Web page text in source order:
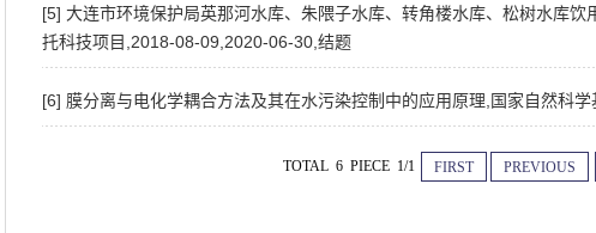
[5] 大连市环境保护局英那河水库、朱隈子水库、转角楼水库、松树水库
托科技项目,2018-08-09,2020-06-30,结题
[6] 膜分离与电化学耦合方法及其在水污染控制中的应用原理,国家自然科
TOTAL 6 PIECE 1/1 FIRST PREVIOUS